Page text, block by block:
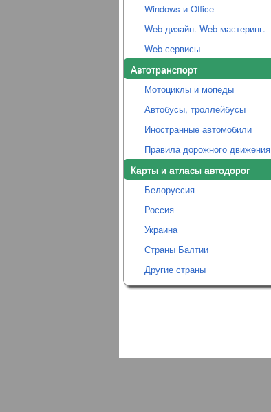
Windows и Office
Web-дизайн. Web-мастеринг.
Web-сервисы
Автотранспорт
Мотоциклы и мопеды
Автобусы, троллейбусы
Иностранные автомобили
Правила дорожного движения
Карты и атласы автодорог
Белоруссия
Россия
Украина
Страны Балтии
Другие страны